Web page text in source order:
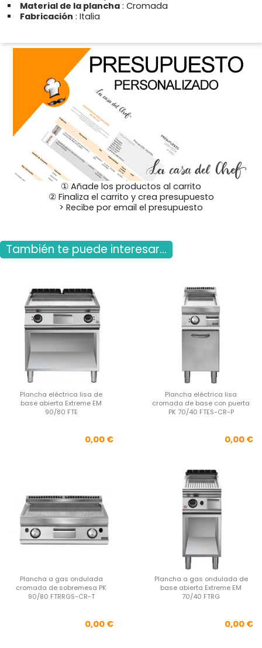
Material de la plancha : Cromada
Fabricación : Italia
① Añade los productos al carrito
② Finaliza el carrito y crea presupuesto
> Recibe por email el presupuesto
También te puede interesar...
Plancha eléctrica lisa de
base abierta Extreme EM
90/80 FTE
Precio
0,00 €
Plancha eléctrica lisa
cromada de base con puerta
PK 70/40 FTES-CR-P
0,00 €
Plancha a gas ondulada
cromada de sobremesa PK
90/80 FTRRGS-CR-T
Precio
0,00 €
Plancha a gas ondulada de
base abierta Extreme EM
70/40 FTRG
0,00 €